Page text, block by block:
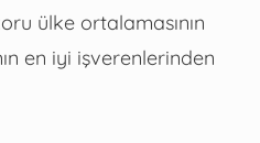
ülke ortalamasının
en iyi işverenlerinden